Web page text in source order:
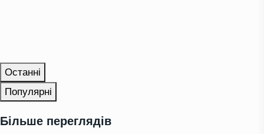
Останні
Популярні
Більше переглядів